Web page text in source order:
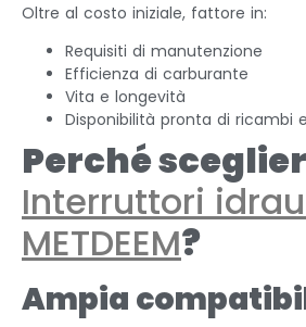
Oltre al costo iniziale, fattore in:
Requisiti di manutenzione
Efficienza di carburante
Vita e longevità
Disponibilità pronta di ricambi
Perché
Interruttori
METDEEM?
Ampia